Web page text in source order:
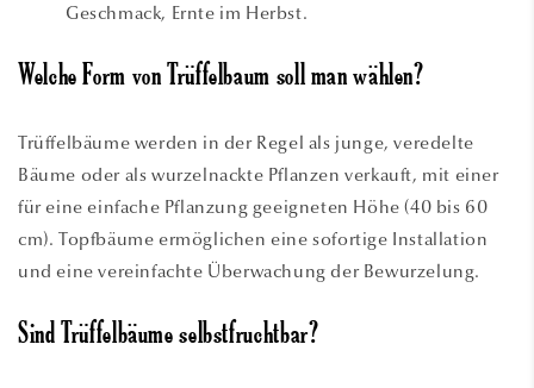
Geschmack, Ernte im Herbst.
Welche Form von Trüffelbaum soll man wählen?
Trüffelbäume werden in der Regel als junge, veredelte
Bäume oder als wurzelnackte Pflanzen verkauft, mit einer
für eine einfache Pflanzung geeigneten Höhe (40 bis 60
cm). Topfbäume ermöglichen eine sofortige Installation
und eine vereinfachte Überwachung der Bewurzelung.
Sind Trüffelbäume selbstfruchtbar?